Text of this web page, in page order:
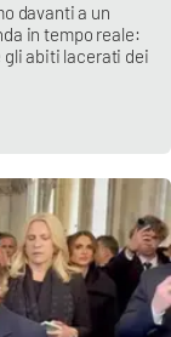
davanti a un
in tempo reale:
gli abiti lacerati dei